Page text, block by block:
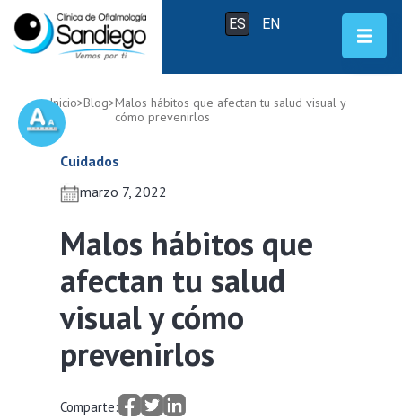
ES EN
Inicio>Blog>Malos hábitos que afectan tu salud visual y
cómo prevenirlos
Cuidados
marzo 7, 2022
Malos hábitos que
afectan tu salud
visual y cómo
prevenirlos
Comparte: